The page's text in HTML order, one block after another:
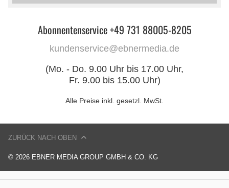
Abonnentenservice +49 731 88005-8205
kundenservice@ebnermedia.de
(Mo. - Do. 9.00 Uhr bis 17.00 Uhr,
Fr. 9.00 bis 15.00 Uhr)
Alle Preise inkl. gesetzl. MwSt.
© 2026 EBNER MEDIA GROUP GMBH & CO. KG
ZURÜCK NACH OBEN